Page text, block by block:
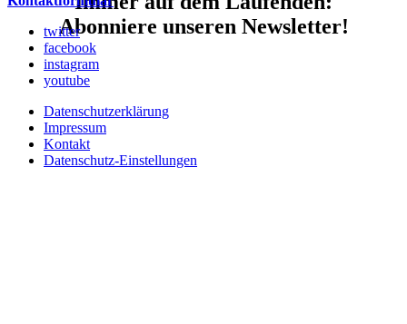
Abonniere unseren Newsletter!
twitter
facebook
instagram
youtube
Datenschutzerklärung
Impressum
Kontakt
Datenschutz-Einstellungen